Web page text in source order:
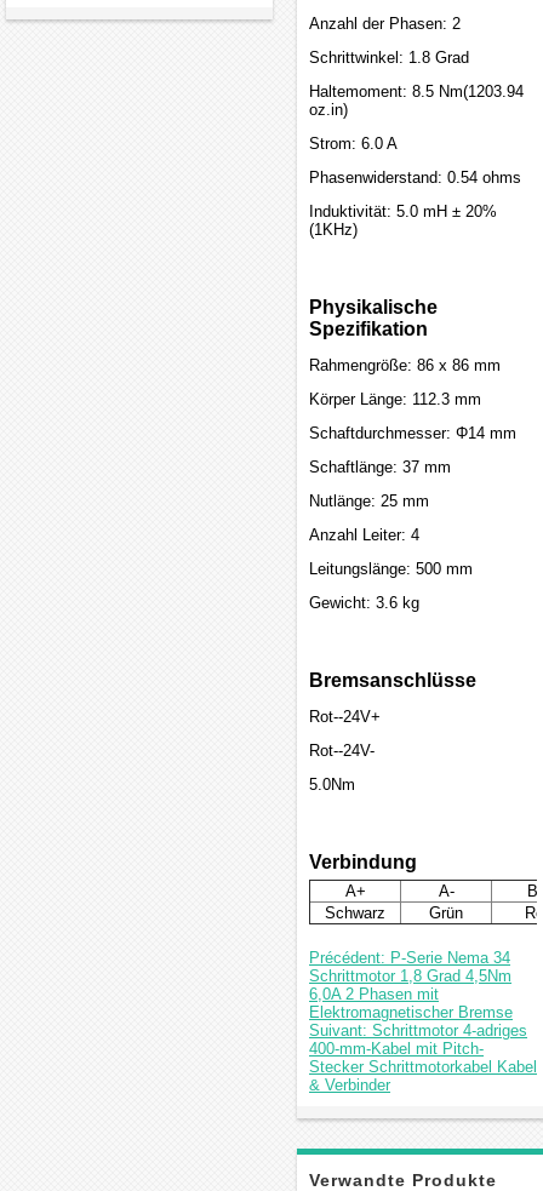
Anzahl der Phasen: 2
Schrittwinkel: 1.8 Grad
Haltemoment: 8.5 Nm(1203.94
oz.in)
Strom: 6.0 A
Phasenwiderstand: 0.54 ohms
Induktivität: 5.0 mH ± 20%
(1KHz)
Physikalische
Spezifikation
Rahmengröße: 86 x 86 mm
Körper Länge: 112.3 mm
Schaftdurchmesser: Φ14 mm
Schaftlänge: 37 mm
Nutlänge: 25 mm
Anzahl Leiter: 4
Leitungslänge: 500 mm
Gewicht: 3.6 kg
Bremsanschlüsse
Rot--24V+
Rot--24V-
5.0Nm
Verbindung
A+ A-
Schwarz
Grün
Précédent: P-Serie Nema 34
Schrittmotor 1,8 Grad 4,5Nm
6,0A 2 Phasen mit
Elektromagnetischer Bremse
Suivant: Schrittmotor 4-adriges
400-mm-Kabel mit Pitch-
Stecker Schrittmotorkabel Kabel
& Verbinder
Verwandte Produkte